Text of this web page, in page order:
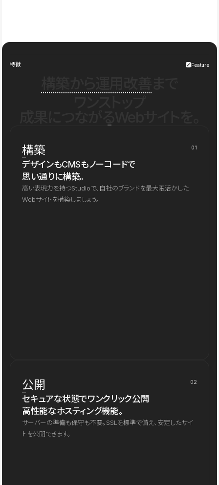
特徴 Feature
構築 01
デザインもCMSもノーコードで
思い通りに構築。
高い表現力を持つStudioで、自社のブランドを最大限活かした
Webサイトを構築しましょう。
公開 02
セキュアな状態でワンクリック公開
高性能なホスティング機能。
サーバーの準備も保守も不要。SSLを標準で備え、安定したサイ
トを公開できます。